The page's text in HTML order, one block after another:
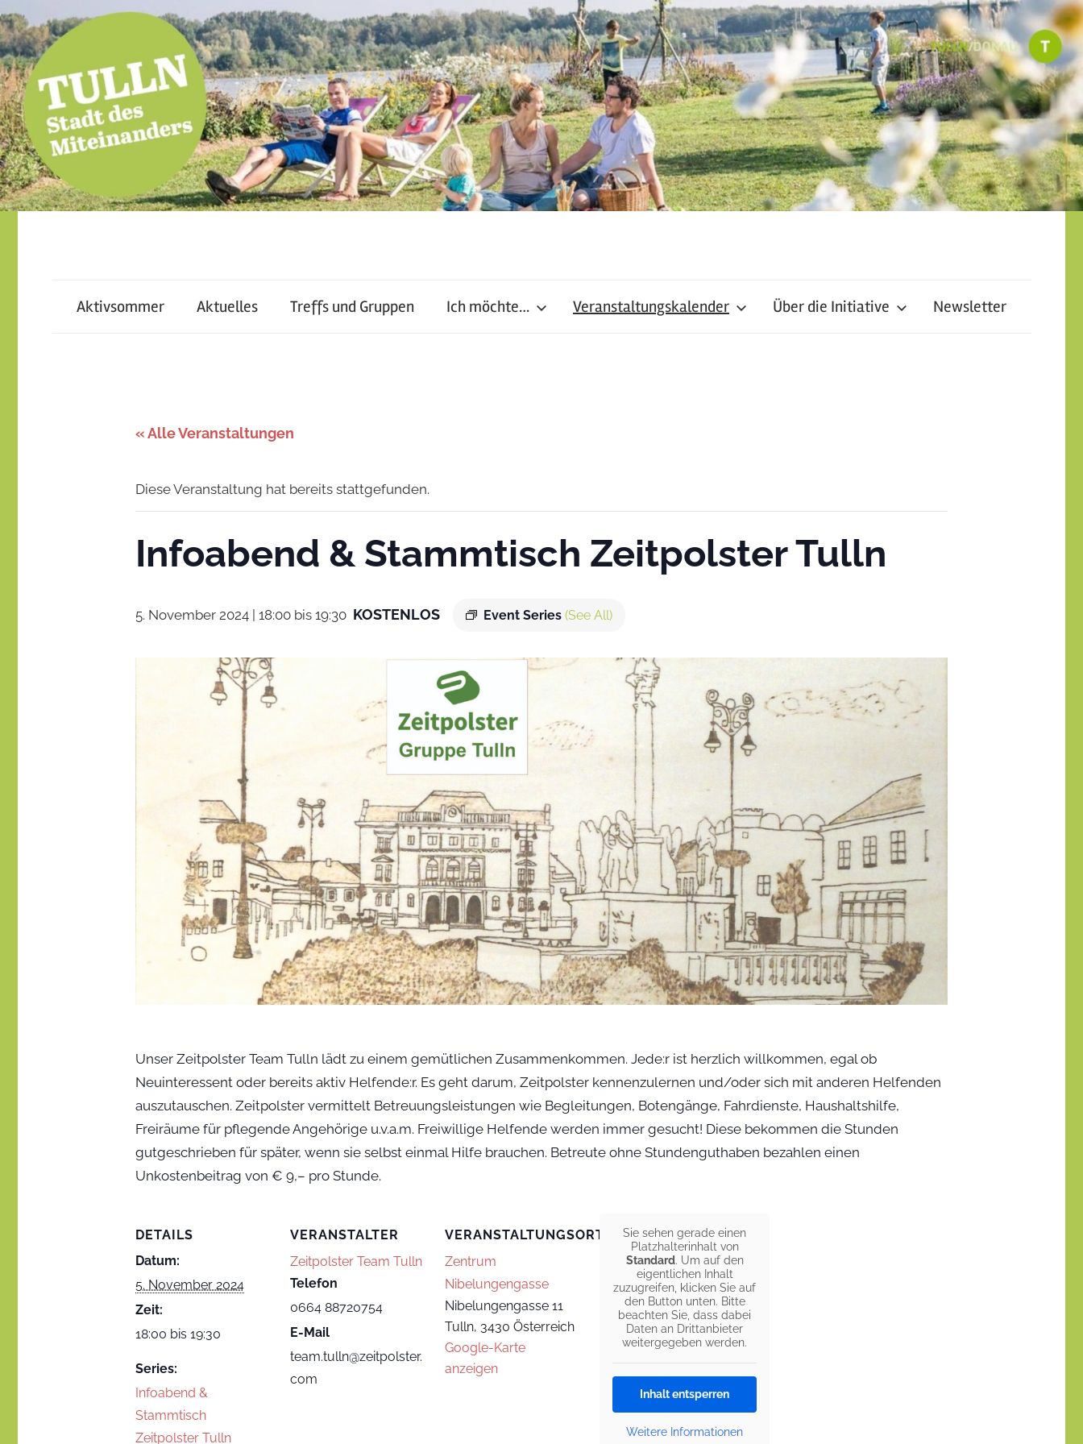
Skip
to
content
Miteinanders
Aktivsommer Aktuelles Treffs und Gruppen Ich möchte… Veranstaltungskalender Über die Initiative Newsletter
« Alle Veranstaltungen
Diese Veranstaltung hat bereits stattgefunden.
Infoabend & Stammtisch Zeitpolster Tulln
5. November 2024 | 18:00 bis 19:30 Event Series (See All)
KOSTENLOS
Unser Zeitpolster Team Tulln lädt zu einem gemütlichen Zusammenkommen. Jede:r ist herzlich willkommen, egal ob
Neuinteressent oder bereits aktiv Helfende:r. Es geht darum, Zeitpolster kennenzulernen und/oder sich mit anderen Helfenden
auszutauschen. Zeitpolster vermittelt Betreuungsleistungen wie Begleitungen, Botengänge, Fahrdienste, Haushaltshilfe,
Freiräume für pflegende Angehörige u.v.a.m. Freiwillige Helfende werden immer gesucht! Diese bekommen die Stunden
gutgeschrieben für später, wenn sie selbst einmal Hilfe brauchen. Betreute ohne Stundenguthaben bezahlen einen
Unkostenbeitrag von € 9,– pro Stunde.
DETAILS
Datum:
5. November 2024
Zeit:
18:00 bis 19:30
Series:
Infoabend &
Stammtisch
Zeitpolster Tulln
VERANSTALTER
Zeitpolster Team Tulln
Telefon
0664 88720754
E-Mail
team.tulln@zeitpolster.
com
VERANSTALTUNGSORT
Zentrum
Nibelungengasse
Nibelungengasse 11
Tulln, 3430 Österreich
Google-Karte
anzeigen
Sie sehen gerade einen
Platzhalterinhalt von
Standard. Um auf den
eigentlichen Inhalt
zuzugreifen, klicken Sie auf
den Button unten. Bitte
beachten Sie, dass dabei
Daten an Drittanbieter
weitergegeben werden.
Inhalt entsperren
Weitere Informationen